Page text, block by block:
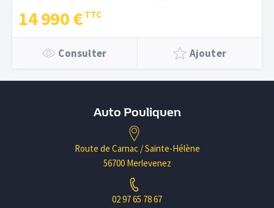
14 990 €
Consulter Ajouter
Auto Pouliquen
Route de Carnac / Sainte-Hélène
56700 Merlevenez
02 97 65 78 67